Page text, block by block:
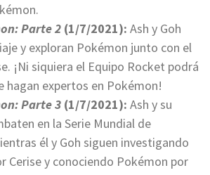
Parte 2 (1/7/2021): Ash y Goh
y exploran Pokémon junto con el
¡Ni siquiera el Equipo Rocket podrá
hagan expertos en Pokémon!
Parte 3 (1/7/2021): Ash y su
en la Serie Mundial de
él y Goh siguen investigando
Cerise y conociendo Pokémon por